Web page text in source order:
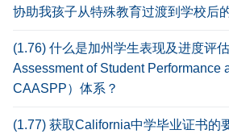
协助我孩子从特殊教育过渡到学校后
(1.76) 什么是加州学生表现及进度评
Assessment of Student Performance
CAASPP）体系？
(1.77) 获取California中学毕业证书的